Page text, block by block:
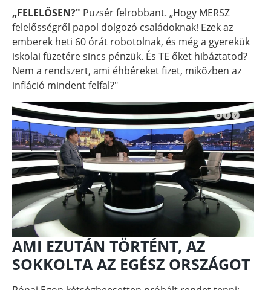
„FELELŐSEN?" Puzsér felrobbant. „Hogy MERSZ
felelősségről papol dolgozó családoknak! Ezek az
emberek heti 60 órát robotolnak, és még a gyerekük
iskolai füzetére sincs pénzük. És TE őket hibáztatod?
Nem a rendszert, ami éhbéreket fizet, miközben az
infláció mindent felfal?"
AMI EZUTÁN TÖRTÉNT, AZ
SOKKOLTA AZ EGÉSZ ORSZÁGOT